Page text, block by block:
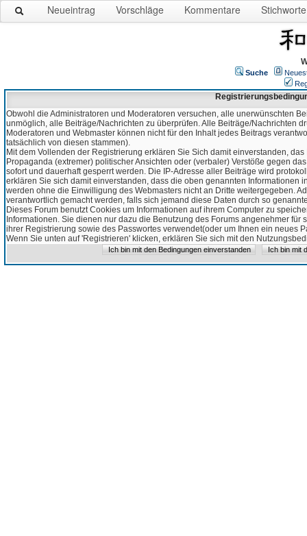
Neueintrag Vorschläge Kommentare Stichworte
Suche
Obwohl die Administratoren und Moderatoren versuchen, alle unerwünschten
unmöglich, alle Beiträge/Nachrichten zu überprüfen. Alle Beiträge/Nachrichten
Moderatoren und Webmaster können nicht für den Inhalt jedes Beitrags
tatsächlich von diesen stammen).
Mit dem Vollenden der Registrierung erklären Sie Sich damit einverstanden,
Propaganda (extremer) politischer Ansichten oder (verbaler) Verstöße gegen
sofort und dauerhaft gesperrt werden. Die IP-Adresse aller Beiträge wird
erklären Sie sich damit einverstanden, dass die oben genannten Informationen
werden ohne die Einwilligung des Webmasters nicht an Dritte weitergegeben.
verantwortlich gemacht werden, falls sich jemand diese Daten durch so
Dieses Forum benutzt Cookies um Informationen auf ihrem Computer zu
Informationen. Sie dienen nur dazu die Benutzung des Forums angenehmer
ihrer Registrierung sowie des Passwortes verwendet(oder um Ihnen ein neues
Wenn Sie unten auf 'Registrieren' klicken, erklären Sie sich mit den